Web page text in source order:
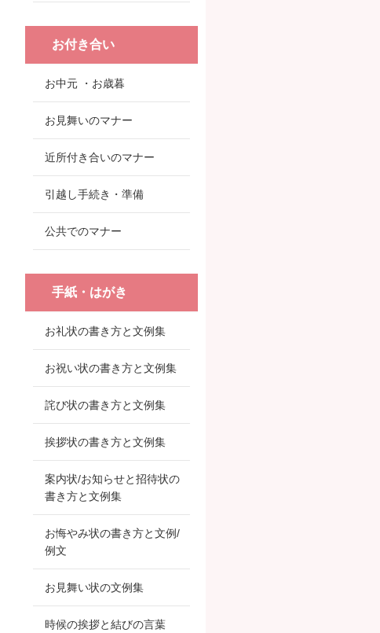
お付き合い
お中元 ・お歳暮
お見舞いのマナー
近所付き合いのマナー
引越し手続き・準備
公共でのマナー
手紙・はがき
お礼状の書き方と文例集
お祝い状の書き方と文例集
詫び状の書き方と文例集
挨拶状の書き方と文例集
案内状/お知らせと招待状の
書き方と文例集
お悔やみ状の書き方と文例/
例文
お見舞い状の文例集
時候の挨拶と結びの言葉